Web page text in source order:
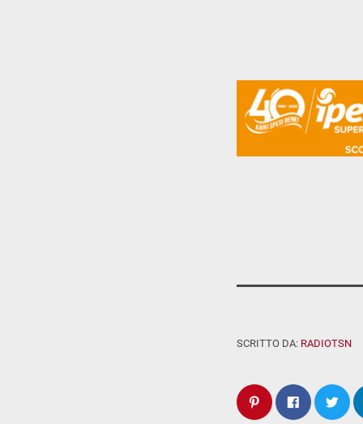
SCRITTO DA: RADIOTSN